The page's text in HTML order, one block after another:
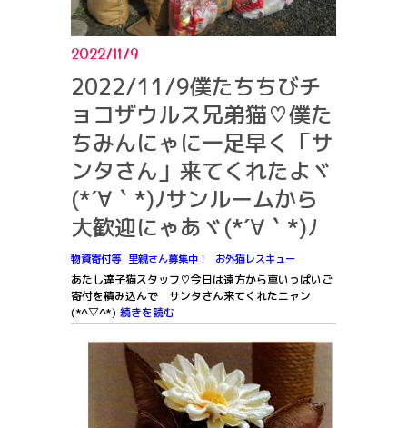
2022/11/9
2022/11/9僕たちちびチ
ョコザウルス兄弟猫♡僕た
ちみんにゃに一足早く「サ
ンタさん」来てくれたよヾ
(*´∀｀*)ﾉサンルームから
大歓迎にゃあヾ(*´∀｀*)ﾉ
物資寄付等 里親さん募集中！ お外猫レスキュー
あたし達子猫スタッフ♡今日は遠方から車いっぱいご
寄付を積み込んで サンタさん来てくれたニャン
(*^▽^*) 続きを読む